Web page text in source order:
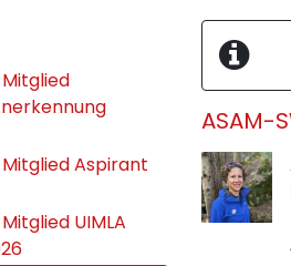
Mitglied
Mitglied Aspirant
UIMLA
ASAM-